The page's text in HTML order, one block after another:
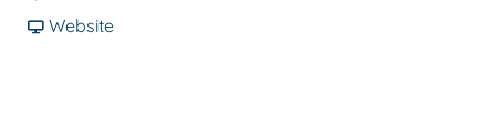
a
Websitev